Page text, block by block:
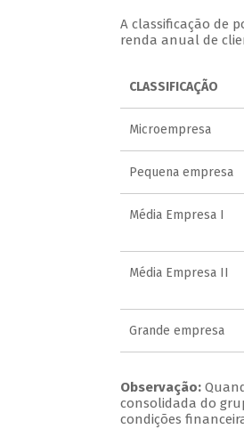
A classificação de
renda anual de
CLASSIFICAÇÃO
Microempresa
Pequena empresa
Média Empresa I
Média Empresa II
Grande empresa
Observação:
consolidada do
condições